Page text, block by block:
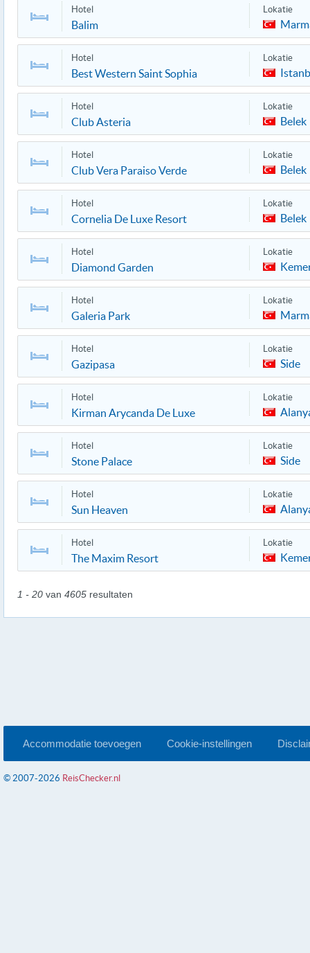
Hotel
Balim
Lokatie
Hotel
Best Western Saint Sophia
Lokatie
Hotel
Club Asteria
Lokatie
Belek
Hotel
Club Vera Paraiso Verde
Lokatie
Belek
Hotel
Cornelia De Luxe Resort
Lokatie
Belek
Hotel
Diamond Garden
Lokatie
Hotel
Galeria Park
Lokatie
Hotel
Gazipasa
Lokatie
Side
Hotel
Kirman Arycanda De Luxe
Lokatie
Hotel
Stone Palace
Lokatie
Side
Hotel
Sun Heaven
Lokatie
Hotel
The Maxim Resort
Lokatie
1 - 20 van 4605 resultaten
Accommodatie toevoegen Cookie-instellingen
© 2007-2026 ReisChecker.nl